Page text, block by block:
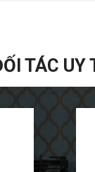
TÁC UY